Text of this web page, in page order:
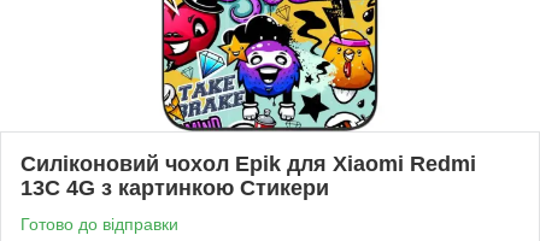
Силіконовий чохол Epik для Xiaomi Redmi
13C 4G з картинкою Стикери
Готово до відправки